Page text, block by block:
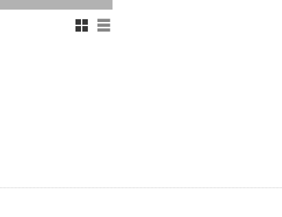
Rutnätsvy
Listvy